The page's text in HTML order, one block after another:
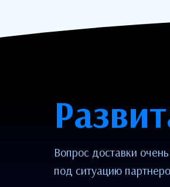
Вопрос доставки
под ситуацию